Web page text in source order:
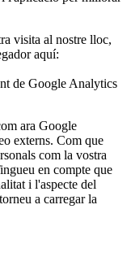
visita al nostre lloc,
aquí:
de Google Analytics
ara Google
externs. Com que
com la vostra
en compte que
i l'aspecte del
a carregar la